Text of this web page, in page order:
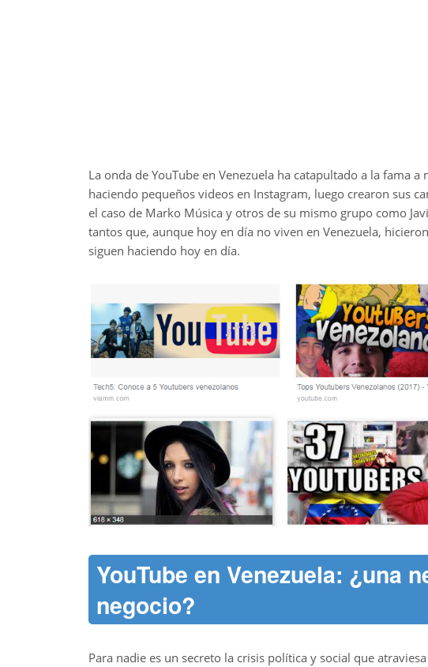
La onda de YouTube en Venezuela ha catapultado a la fama
haciendo pequeños videos en Instagram, luego crearon sus
el caso de Marko Música y otros de su mismo grupo como
tantos que, aunque hoy en día no viven en Venezuela,
siguen haciendo hoy en día.
YouTube en Venezuela: ¿una
negocio?
Para nadie es un secreto la crisis política y social que